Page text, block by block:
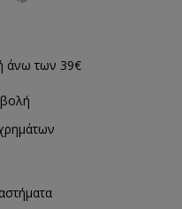
άνω των 39€